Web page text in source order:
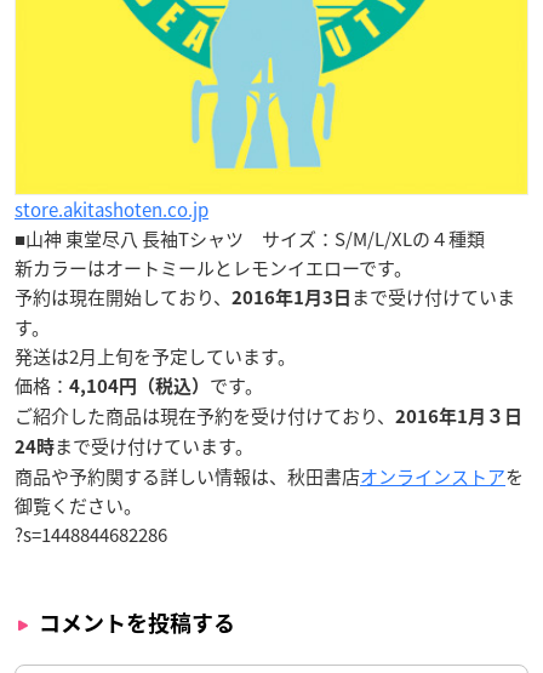
store.akitashoten.co.jp
■山神 東堂尽八 長袖Tシャツ サイズ： S/M/L/XLの４種類
新カラーはオートミールとレモンイエローです。
予約は現在開始しており、
2016年1月3日 まで受け付けていま
す。
発送は2月上旬を予定しています。
価格： 4,104円（税込） です。
ご紹介した商品は現在予約を受け付けており、
2016年1月３日
24時まで受け付けています。
商品や予約関する詳しい情報は、秋田書店オンラインストアを
御覧ください。
?s=1448844682286
コメントを投稿する